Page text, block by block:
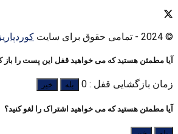
© 2024 - تمامی حقوق برای سایت کوردپاریز
آیا مطمئن هستید که می خواهید قفل این پست را باز
زمان بازگشایی قفل : 0 بله خیر
آیا مطمئن هستید که می خواهید اشتراک را لغو کنید؟